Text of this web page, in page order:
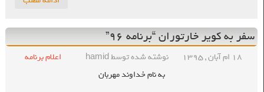
سفر به کویر خارتوران “برنامه ۹۶”
۱۸ ام آبان , ۱۳۹۵ نوشته شده توسط hamid
اعلام برنامه
به نام خداوند مهربان